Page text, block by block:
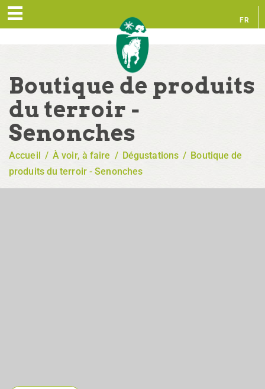
FR
Boutique de produits
du terroir -
Senonches
Accueil / À voir, à faire / Dégustations / Boutique de
produits du terroir - Senonches